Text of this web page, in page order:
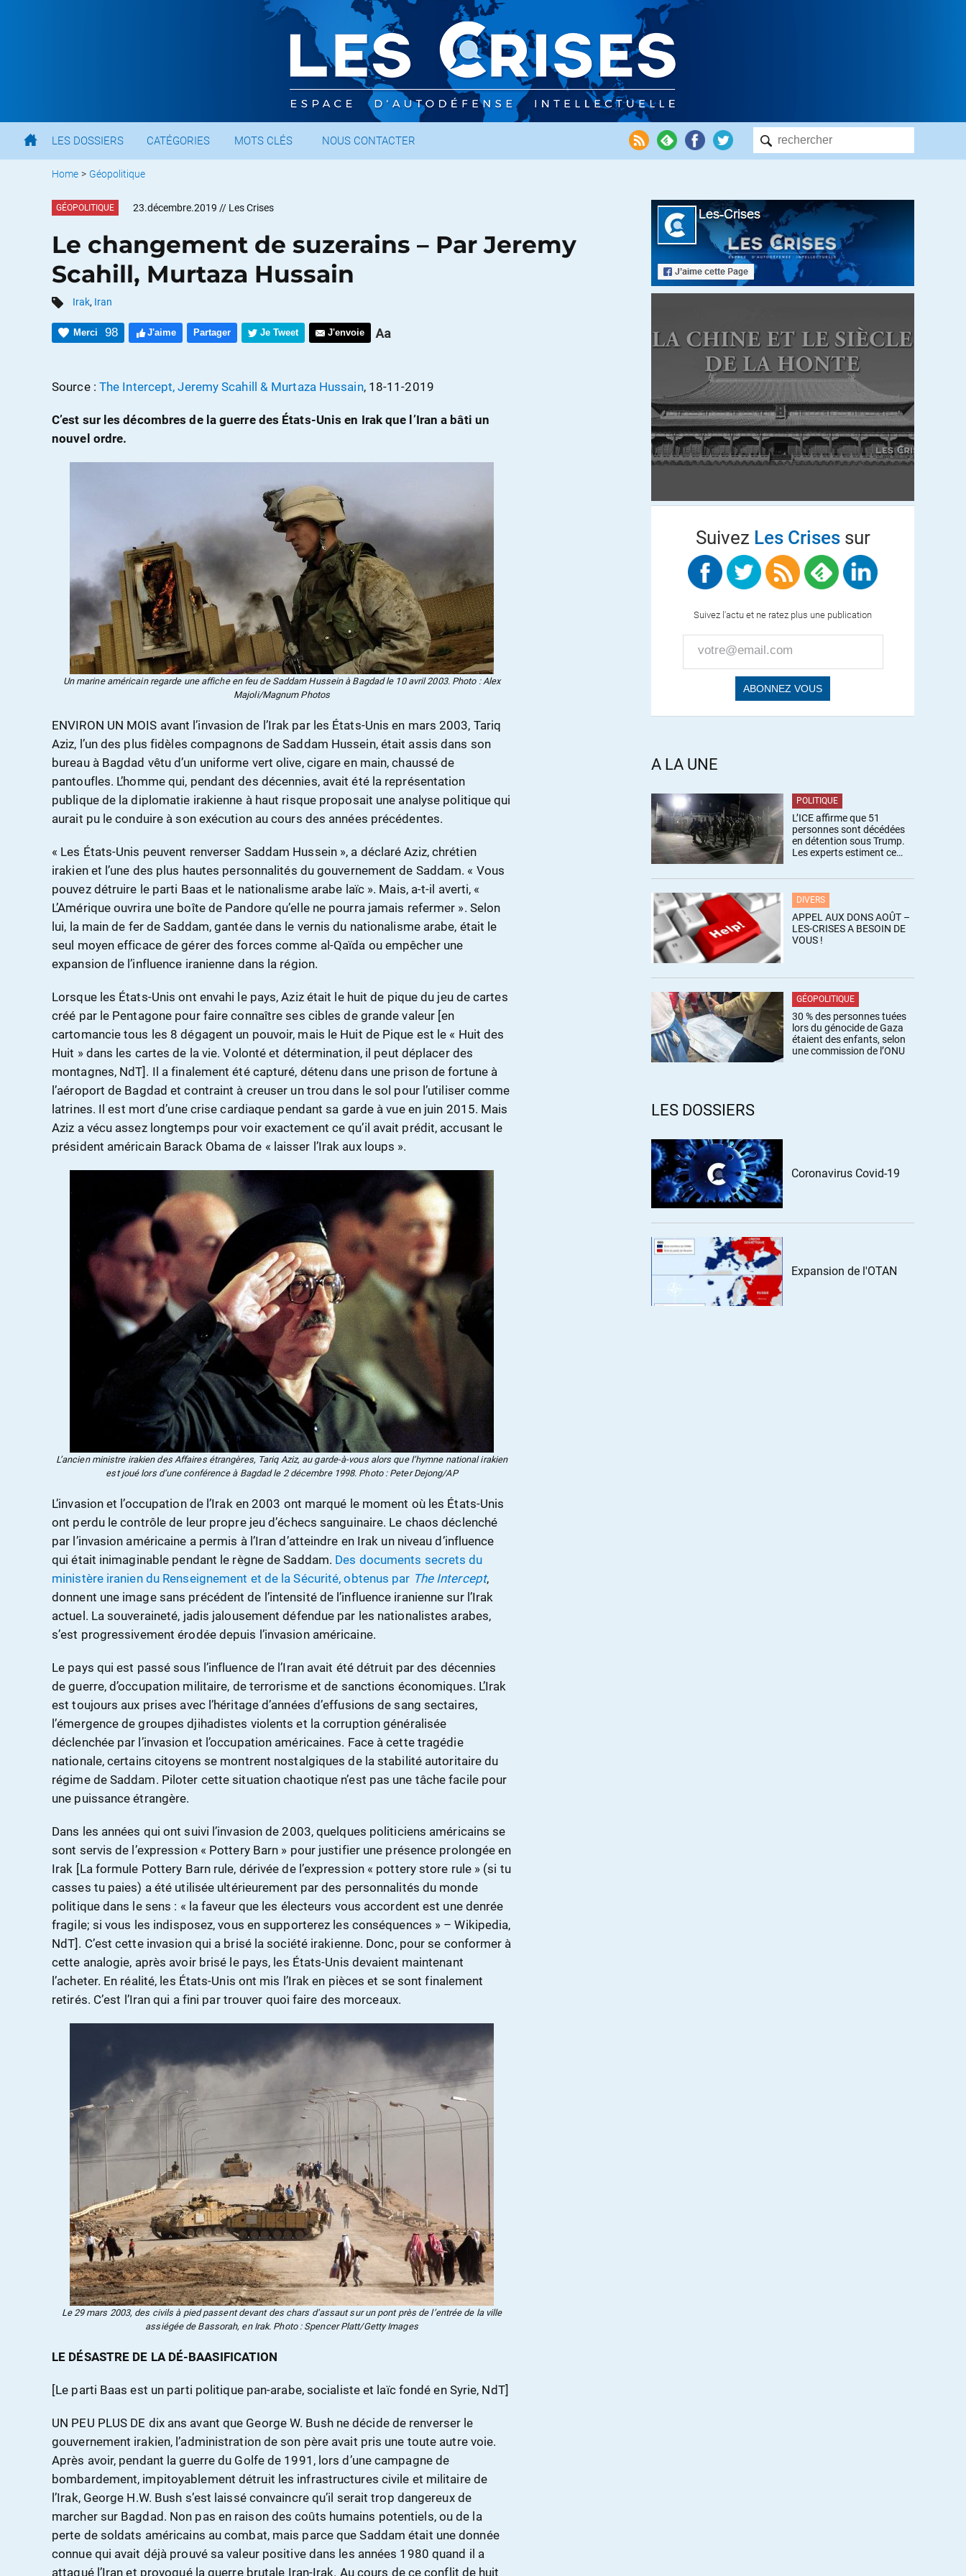
LES DOSSIERS CATÉGORIES MOTS CLÉS NOUS CONTACTER
Home > Géopolitique
GÉOPOLITIQUE 23.décembre.2019 // Les Crises
Le changement de suzerains – Par Jeremy
Scahill, Murtaza Hussain
Irak, Iran
Merci 98 J'aime Partager Je Tweet J'envoie
Source : The Intercept, Jeremy Scahill & Murtaza Hussain, 18-11-2019
C’est sur les décombres de la guerre des États-Unis en Irak que l’Iran a bâti un
nouvel ordre.
Un marine américain regarde une affiche en feu de Saddam Hussein à Bagdad le 10 avril 2003. Photo : Alex
Majoli/Magnum Photos
ENVIRON UN MOIS avant l’invasion de l’Irak par les États-Unis en mars 2003, Tariq
Aziz, l’un des plus fidèles compagnons de Saddam Hussein, était assis dans son
bureau à Bagdad vêtu d’un uniforme vert olive, cigare en main, chaussé de
pantoufles. L’homme qui, pendant des décennies, avait été la représentation
publique de la diplomatie irakienne à haut risque proposait une analyse politique qui
aurait pu le conduire à son exécution au cours des années précédentes.
« Les États-Unis peuvent renverser Saddam Hussein », a déclaré Aziz, chrétien
irakien et l’une des plus hautes personnalités du gouvernement de Saddam. « Vous
pouvez détruire le parti Baas et le nationalisme arabe laïc ». Mais, a-t-il averti, «
L’Amérique ouvrira une boîte de Pandore qu’elle ne pourra jamais refermer ». Selon
lui, la main de fer de Saddam, gantée dans le vernis du nationalisme arabe, était le
seul moyen efficace de gérer des forces comme al-Qaïda ou empêcher une
expansion de l’influence iranienne dans la région.
Lorsque les États-Unis ont envahi le pays, Aziz était le huit de pique du jeu de cartes
créé par le Pentagone pour faire connaître ses cibles de grande valeur [en
cartomancie tous les 8 dégagent un pouvoir, mais le Huit de Pique est le « Huit des
Huit » dans les cartes de la vie. Volonté et détermination, il peut déplacer des
montagnes, NdT]. Il a finalement été capturé, détenu dans une prison de fortune à
l’aéroport de Bagdad et contraint à creuser un trou dans le sol pour l’utiliser comme
latrines. Il est mort d’une crise cardiaque pendant sa garde à vue en juin 2015. Mais
Aziz a vécu assez longtemps pour voir exactement ce qu’il avait prédit, accusant le
président américain Barack Obama de « laisser l’Irak aux loups ».
L’ancien ministre irakien des Affaires étrangères, Tariq Aziz, au garde-à-vous alors que l’hymne national irakien
est joué lors d’une conférence à Bagdad le 2 décembre 1998. Photo : Peter Dejong/AP
L’invasion et l’occupation de l’Irak en 2003 ont marqué le moment où les États-Unis
ont perdu le contrôle de leur propre jeu d’échecs sanguinaire. Le chaos déclenché
par l’invasion américaine a permis à l’Iran d’atteindre en Irak un niveau d’influence
qui était inimaginable pendant le règne de Saddam. Des documents secrets du
ministère iranien du Renseignement et de la Sécurité, obtenus par The Intercept,
donnent une image sans précédent de l’intensité de l’influence iranienne sur l’Irak
actuel. La souveraineté, jadis jalousement défendue par les nationalistes arabes,
s’est progressivement érodée depuis l’invasion américaine.
Le pays qui est passé sous l’influence de l’Iran avait été détruit par des décennies
de guerre, d’occupation militaire, de terrorisme et de sanctions économiques. L’Irak
est toujours aux prises avec l’héritage d’années d’effusions de sang sectaires,
l’émergence de groupes djihadistes violents et la corruption généralisée
déclenchée par l’invasion et l’occupation américaines. Face à cette tragédie
nationale, certains citoyens se montrent nostalgiques de la stabilité autoritaire du
régime de Saddam. Piloter cette situation chaotique n’est pas une tâche facile pour
une puissance étrangère.
Dans les années qui ont suivi l’invasion de 2003, quelques politiciens américains se
sont servis de l’expression « Pottery Barn » pour justifier une présence prolongée en
Irak [La formule Pottery Barn rule, dérivée de l’expression « pottery store rule » (si tu
casses tu paies) a été utilisée ultérieurement par des personnalités du monde
politique dans le sens : « la faveur que les électeurs vous accordent est une denrée
fragile; si vous les indisposez, vous en supporterez les conséquences » – Wikipedia,
NdT]. C’est cette invasion qui a brisé la société irakienne. Donc, pour se conformer à
cette analogie, après avoir brisé le pays, les États-Unis devaient maintenant
l’acheter. En réalité, les États-Unis ont mis l’Irak en pièces et se sont finalement
retirés. C’est l’Iran qui a fini par trouver quoi faire des morceaux.
Le 29 mars 2003, des civils à pied passent devant des chars d’assaut sur un pont près de l’entrée de la ville
assiégée de Bassorah, en Irak. Photo : Spencer Platt/Getty Images
LE DÉSASTRE DE LA DÉ-BAASIFICATION
[Le parti Baas est un parti politique pan-arabe, socialiste et laïc fondé en Syrie, NdT]
UN PEU PLUS DE dix ans avant que George W. Bush ne décide de renverser le
gouvernement irakien, l’administration de son père avait pris une toute autre voie.
Après avoir, pendant la guerre du Golfe de 1991, lors d’une campagne de
bombardement, impitoyablement détruit les infrastructures civile et militaire de
l’Irak, George H.W. Bush s’est laissé convaincre qu’il serait trop dangereux de
marcher sur Bagdad. Non pas en raison des coûts humains potentiels, ou de la
perte de soldats américains au combat, mais parce que Saddam était une donnée
connue qui avait déjà prouvé sa valeur positive dans les années 1980 quand il a
attaqué l’Iran et provoqué la guerre brutale Iran-Irak. Au cours de ce conflit de huit
Suivez Les Crisessur
Suivez l'actu et ne ratez plus une publication
A LA UNE
POLITIQUE
L’ICE affirme que 51
personnes sont décédées
en détention sous Trump.
Les experts estiment ce
DIVERS
APPEL AUX DONS AOÛT –
LES-CRISES A BESOIN DE
VOUS !
GÉOPOLITIQUE
30 % des personnes tuées
lors du génocide de Gaza
étaient des enfants, selon
une commission de l’ONU
LES DOSSIERS
Coronavirus Covid-19
Expansion de l'OTAN